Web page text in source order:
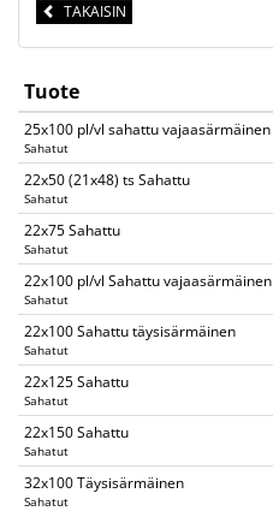
TAKAISIN
Tuote
25x100 pl/vl sahattu vajaasärmäinen
Sahatut
22x50 (21x48) ts Sahattu
Sahatut
22x75 Sahattu
Sahatut
22x100 pl/vl Sahattu vajaasärmäinen
Sahatut
22x100 Sahattu täysisärmäinen
Sahatut
22x125 Sahattu
Sahatut
22x150 Sahattu
Sahatut
32x100 Täysisärmäinen
Sahatut